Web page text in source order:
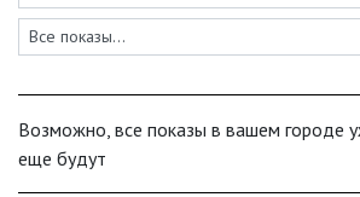
Возможно, все показы в вашем городе
еще будут